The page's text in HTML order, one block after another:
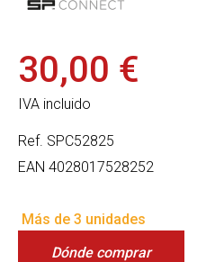
30,00 €
IVA incluido
Ref. SPC52825
EAN 4028017528252
Más de 3 unidades
Dónde comprar